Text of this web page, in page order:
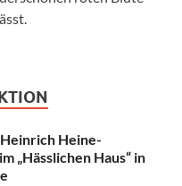
Heine-
„Hässlichen Haus“ in